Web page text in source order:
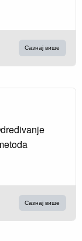
Сазнај више
Сазнај више